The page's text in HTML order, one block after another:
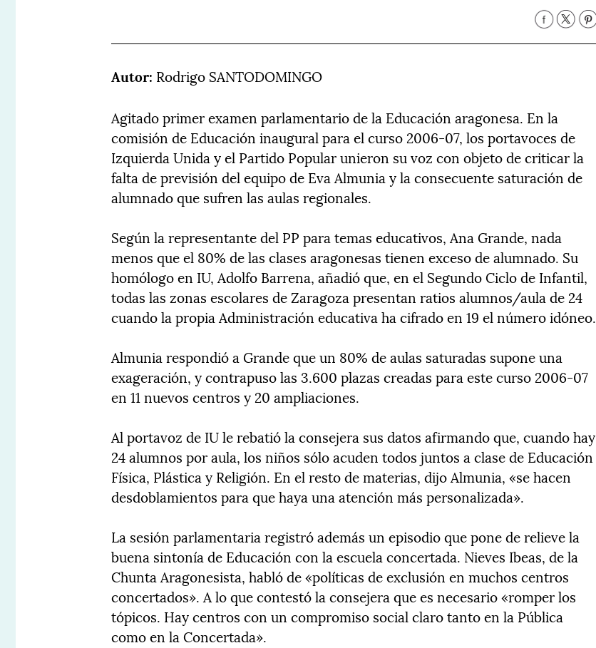
Autor: Rodrigo SANTODOMINGO
Agitado primer examen parlamentario de la Educación aragonesa. En la
comisión de Educación inaugural para el curso 2006-07, los portavoces de
Izquierda Unida y el Partido Popular unieron su voz con objeto de criticar la
falta de previsión del equipo de Eva Almunia y la consecuente saturación de
alumnado que sufren las aulas regionales.
Según la representante del PP para temas educativos, Ana Grande, nada
menos que el 80% de las clases aragonesas tienen exceso de alumnado. Su
homólogo en IU, Adolfo Barrena, añadió que, en el Segundo Ciclo de Infantil,
todas las zonas escolares de Zaragoza presentan ratios alumnos/aula de 24
cuando la propia Administración educativa ha cifrado en 19 el número idóneo.
Almunia respondió a Grande que un 80% de aulas saturadas supone una
exageración, y contrapuso las 3.600 plazas creadas para este curso 2006-07
en 11 nuevos centros y 20 ampliaciones.
Al portavoz de IU le rebatió la consejera sus datos afirmando que, cuando hay
24 alumnos por aula, los niños sólo acuden todos juntos a clase de Educación
Física, Plástica y Religión. En el resto de materias, dijo Almunia, «se hacen
desdoblamientos para que haya una atención más personalizada».
La sesión parlamentaria registró además un episodio que pone de relieve la
buena sintonía de Educación con la escuela concertada. Nieves Ibeas, de la
Chunta Aragonesista, habló de «políticas de exclusión en muchos centros
concertados». A lo que contestó la consejera que es necesario «romper los
tópicos. Hay centros con un compromiso social claro tanto en la Pública
como en la Concertada».